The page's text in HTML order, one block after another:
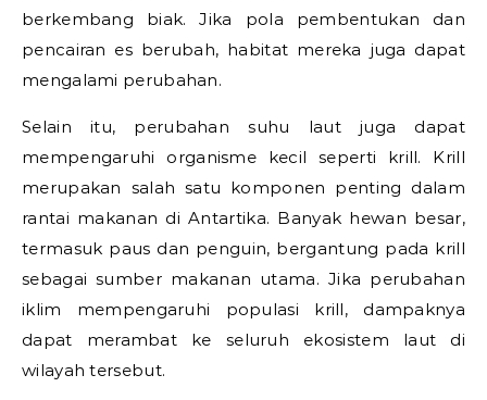
berkembang biak. Jika pola pembentukan dan
pencairan es berubah, habitat mereka juga dapat
mengalami perubahan.
Selain itu, perubahan suhu laut juga dapat
mempengaruhi organisme kecil seperti krill. Krill
merupakan salah satu komponen penting dalam
rantai makanan di Antartika. Banyak hewan besar,
termasuk paus dan penguin, bergantung pada krill
sebagai sumber makanan utama. Jika perubahan
iklim mempengaruhi populasi krill, dampaknya
dapat merambat ke seluruh ekosistem laut di
wilayah tersebut.